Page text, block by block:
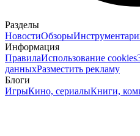
Разделы
НовостиОбзоры
Информация
ПравилаИспользование cookies
данныхРазместить рекламу
Блоги
ИгрыКино, сериалыКниги,